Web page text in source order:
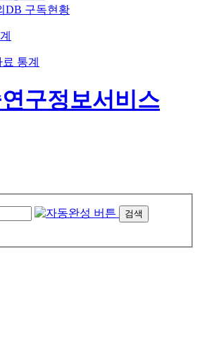
DB 구독현황
통계
검색